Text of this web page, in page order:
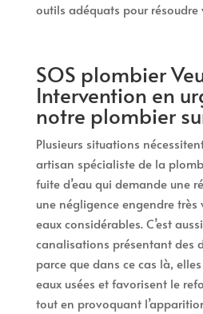
outils adéquats pour résoudre
SOS plombier
Intervention en
notre plombier
Plusieurs situations
artisan spécialiste de la
fuite d’eau qui demande une
une négligence engendre très
eaux considérables. C’est
canalisations présentant des
parce que dans ce cas là,
eaux usées et favorisent le
tout en provoquant